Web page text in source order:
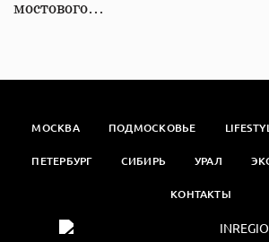
мостового…
МОСКВА ПОДМОСКОВЬЕ
ПЕТЕРБУРГ СИБИРЬ УРАЛ
КОНТАКТЫ